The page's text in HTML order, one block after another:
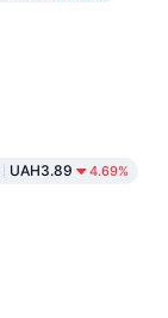
UAH3.89 4.69%